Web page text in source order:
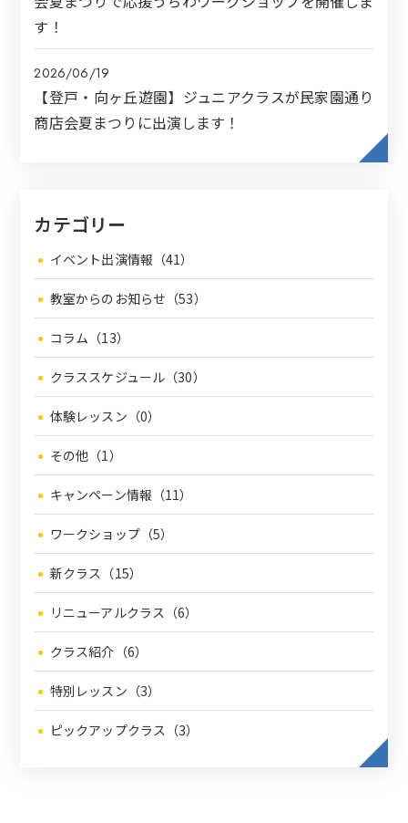
す！
2026/06/19
【登戸・向ヶ丘遊園】ジュニアクラスが民家園通り
商店会夏まつりに出演します！
カテゴリー
イベント出演情報（41）
教室からのお知らせ（53）
コラム（13）
クラススケジュール（30）
体験レッスン（0）
その他（1）
キャンペーン情報（11）
ワークショップ（5）
新クラス（15）
リニューアルクラス（6）
クラス紹介（6）
特別レッスン（3）
ピックアップクラス（3）